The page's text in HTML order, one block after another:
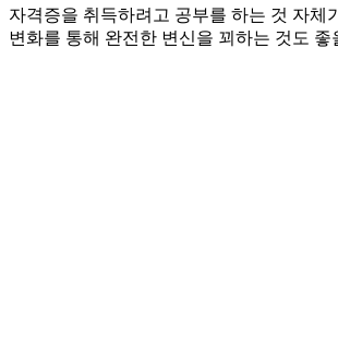
자격증을 취득하려고 공부를 하는 것 자체
변화를 통해 완전한 변신을 꾀하는 것도 좋